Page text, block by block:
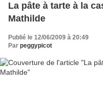
La pâte à tarte à la
Mathilde
Publié le 12/06/2009 à 20:49
Par peggypicot